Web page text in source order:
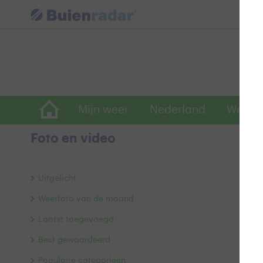
Mijn weer Nederland
Foto en video
Uitgelicht
Weerfoto van de maand
Laatst toegevoegd
Best gewaardeerd
Populaire categorieën